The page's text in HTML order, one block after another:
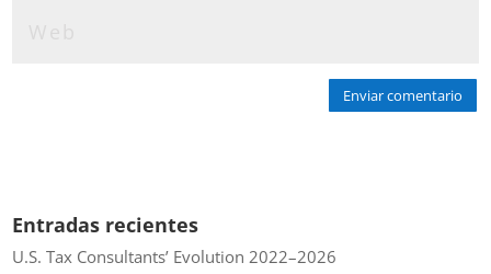
Enviar comentario
Entradas recientes
U.S. Tax Consultants’ Evolution 2022–2026